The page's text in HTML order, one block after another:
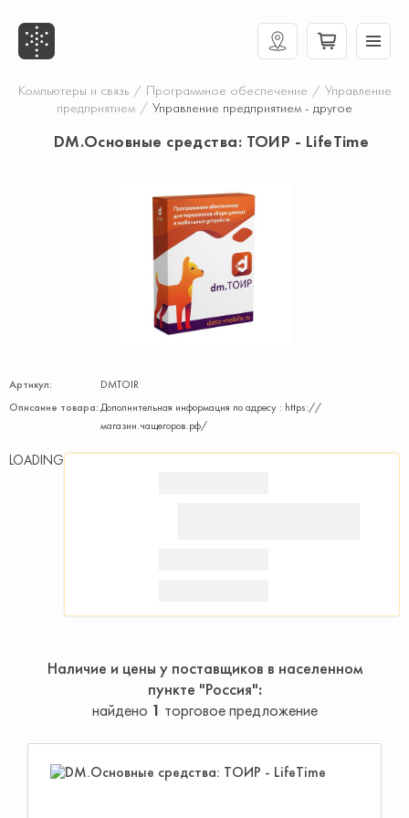
Компьютеры и связь / Программное обеспечение / Управление
предприятием / Управление предприятием - другое
DM.Основные средства: ТОИР - LifeTime
Артикул:
DMTOIR
Описание товара:Дополнительная информация по адресу : https://
магазин.чащегоров.рф/
LOADING
Наличие и цены у поставщиков в населенном
пункте "Россия"
найдено 1 торговое предложение